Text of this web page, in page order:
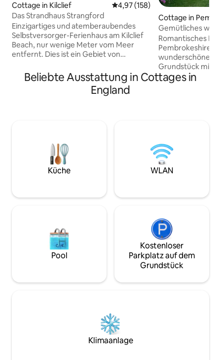
Cottage in Kilclief Durchschnittliche Bewertung:
4,97 (158)
Das Strandhaus Strangford
Einzigartiges und atemberaubendes
Selbstversorger-Ferienhaus am Kilclief
Beach, nur wenige Meter vom Meer
entfernt. Dies ist ein Gebiet von
Schönheit in der Nähe von Strangford –
genieße Wassersport (insbesondere
Schwimmen), Wandern, Radfahren,
zertifiziert und bieten einen
spektakulären Meerblick. Restaurants
sind nur eine kurze Autofahrt entfernt,
und Berge, Golfplätze,
sind schnell erreichbar.
Cottage in
Gemütliches
idyllischem 3
Grundstück
Romantisches
Pembrokeshire
wunderschönen
Grundstück mit
Schwimmteich
Spielzimmer und
dir an einem
(kostenloses
mit Badewanne,
Feuerstelle und
Hunde
Beliebte Ausstattung in Cottages in
England
Küche WLAN
Pool
Kostenloser
Parkplatz auf dem
Grundstück
Klimaanlage